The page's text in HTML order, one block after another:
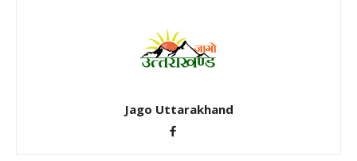
Jago Uttarakhand